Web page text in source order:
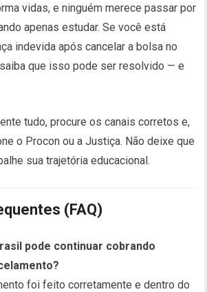
vidas, e ninguém merece passar por
apenas estudar. Se você está
indevida após cancelar a bolsa no
que isso pode ser resolvido — e
tudo, procure os canais corretos e,
o Procon ou a Justiça. Não deixe que
sua trajetória educacional.
(FAQ)
pode continuar cobrando
foi feito corretamente e dentro do